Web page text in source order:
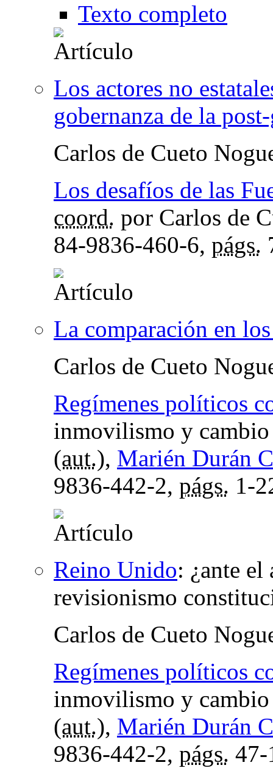
Texto completo
Los actores no
gobernanza de la
Carlos de Cueto
Los desafíos de las
coord. por Carlos de
84-9836-460-6, págs.
La comparación en
Carlos de Cueto
Regímenes políticos
inmovilismo y cambio
(aut.), Marién Durán
9836-442-2, págs. 1-
Reino Unido: ¿ante
revisionismo
Carlos de Cueto
Regímenes políticos
inmovilismo y cambio
(aut.), Marién Durán
9836-442-2, págs. 47-